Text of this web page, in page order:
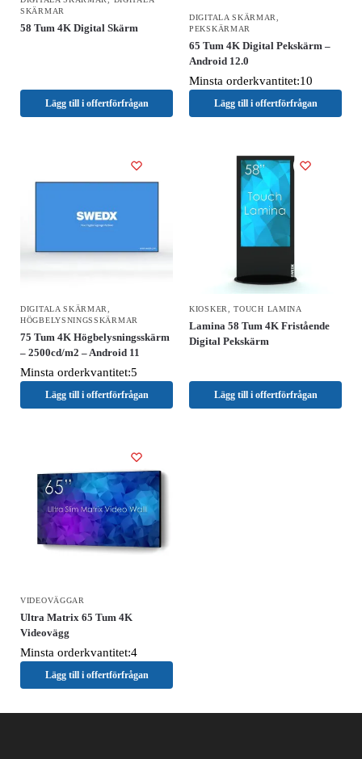
SKÄRMAR
58 Tum 4K Digital Skärm
Lägg till i offertförfrågan
DIGITALA SKÄRMAR
PEKSKÄRMAR
65 Tum 4K Digital Pekskärm –
Android 12.0
Minsta orderkvantitet:10
Lägg till i offertförfrågan
DIGITALA SKÄRMAR
HÖGBELYSNINGSSKÄRMAR
75 Tum 4K Högbelysningsskärm
– 2500cd/m2 – Android 11
Minsta orderkvantitet:5
Lägg till i offertförfrågan
KIOSKER ,TOUCH LAMINA
Lamina 58 Tum 4K Fristående
Digital Pekskärm
Lägg till i offertförfrågan
VIDEOVÄGGAR
Ultra Matrix 65 Tum 4K
Videovägg
Minsta orderkvantitet:4
Lägg till i offertförfrågan